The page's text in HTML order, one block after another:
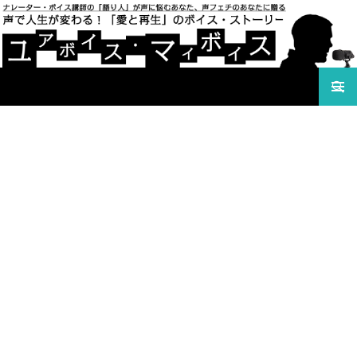
声で人生が変わる！「愛と再生」のボイス・ストーリ